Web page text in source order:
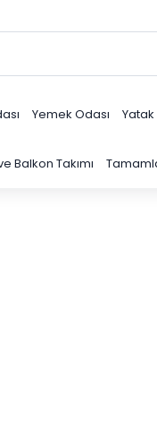
Yemek Odası Yatak
Balkon Takımı